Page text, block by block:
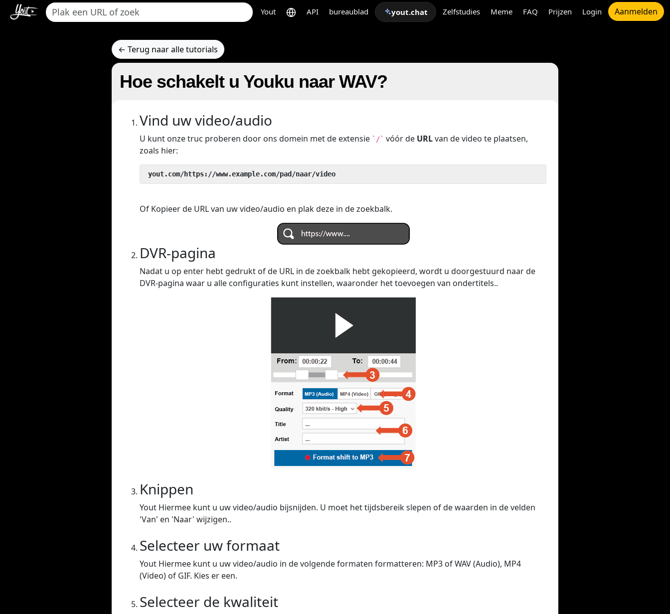
Yout API bureaublad yout.chat Zelfstudies Meme FAQ Prijzen Login Aanmelden
← Terug naar alle tutorials
Hoe schakelt u Youku naar WAV?
Vind uw video/audio
U kunt onze truc proberen door ons domein met de extensie `/` vóór de URLvan de video te plaatsen,
zoals hier:
yout.com/https://www.example.com/pad/naar/video
Of Kopieer de URL van uw video/audio en plak deze in de zoekbalk.
DVR-pagina
Nadat u op enter hebt gedrukt of de URL in de zoekbalk hebt gekopieerd, wordt u doorgestuurd naar de
DVR-pagina waar u alle configuraties kunt instellen, waaronder het toevoegen van ondertitels..
Knippen
Yout Hiermee kunt u uw video/audio bijsnijden. U moet het tijdsbereik slepen of de waarden in de velden
'Van' en 'Naar' wijzigen..
Selecteer uw formaat
Yout Hiermee kunt u uw video/audio in de volgende formaten formatteren: MP3 of WAV (Audio), MP4
(Video) of GIF. Kies er een.
Selecteer de kwaliteit